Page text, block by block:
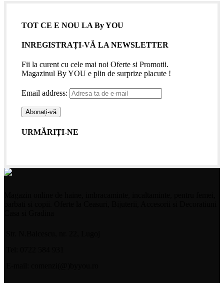
TOT CE E NOU LA By YOU
INREGISTRAȚI-VĂ LA NEWSLETTER
Fii la curent cu cele mai noi Oferte si Promotii.
Magazinul By YOU e plin de surprize placute !
Email address:
URMĂRIȚI-NE